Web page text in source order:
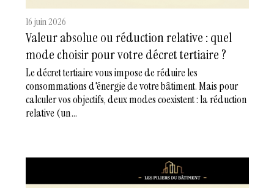
16 juin 2026
Valeur absolue ou réduction relative : quel
mode choisir pour votre décret tertiaire ?
Le décret tertiaire vous impose de réduire les
consommations d'énergie de votre bâtiment. Mais pour
calculer vos objectifs, deux modes coexistent : la réduction
relative (un ...